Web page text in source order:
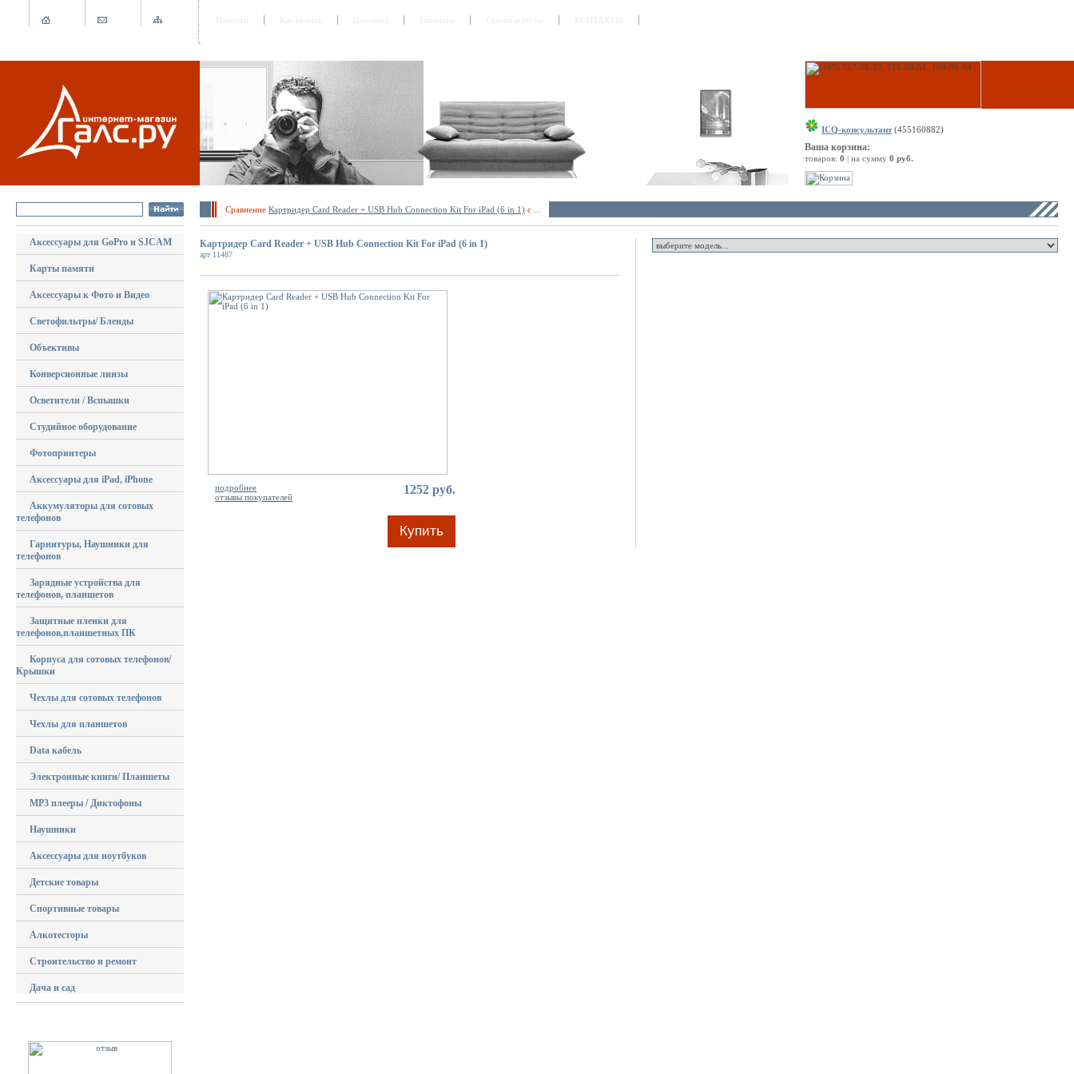
ICQ-консультант(455160882)
Ваша корзина:
товаров: 0 | на сумму 0 руб.
Сравнение Картридер Card Reader + USB Hub Connection Kit For iPad (6 in 1) с ...
Аксессуары для GoPro и SJCAM
Карты памяти
Аксессуары к Фото и Видео
Светофильтры/ Бленды
Объективы
Конверсионные линзы
Осветители / Вспышки
Студийное оборудование
Фотопринтеры
Аксессуары для iPad, iPhone
Аккумуляторы для сотовых
телефонов
Гарнитуры, Наушники для
телефонов
Зарядные устройства для
телефонов, планшетов
Защитные пленки для
телефонов,планшетных ПК
Корпуса для сотовых телефонов/
Крышки
Чехлы для сотовых телефонов
Чехлы для планшетов
Data кабель
Электронные книги/ Планшеты
MP3 плееры / Диктофоны
Наушники
Аксессуары для ноутбуков
Детские товары
Спортивные товары
Алкотесторы
Строительство и ремонт
Дача и сад
Картридер Card Reader + USB Hub Connection Kit For iPad (6 in 1)
арт 11487
подробнее
отзывы покупателей
1252 руб.
Купить